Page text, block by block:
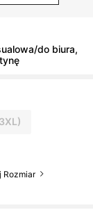
do biura,
Rozmiar